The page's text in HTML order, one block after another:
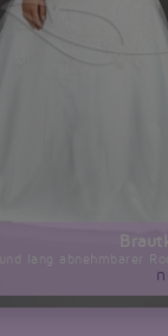
lang abnehmbarer